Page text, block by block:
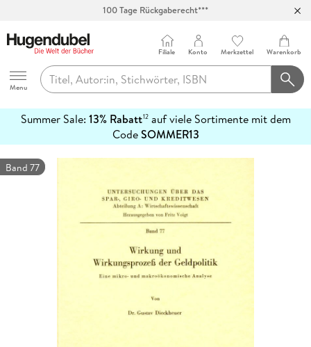
100 Tage Rückgaberecht***
Hugendubel
Menu
Filiale Konto Merkzettel Warenkorb
Summer Sale: 13% Rabatt12auf viele Sortimente mit dem
CodeSOMMER13
erfahren
Band 77